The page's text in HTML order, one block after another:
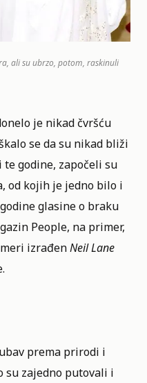
ali su ubrzo, potom, raskinuli
je nikad čvršću
se da su nikad bliži
godine, započeli su
od kojih je jedno bilo i
glasine o braku
People, na primer,
izrađenNeil Lane
prema prirodi i
su zajedno putovali i